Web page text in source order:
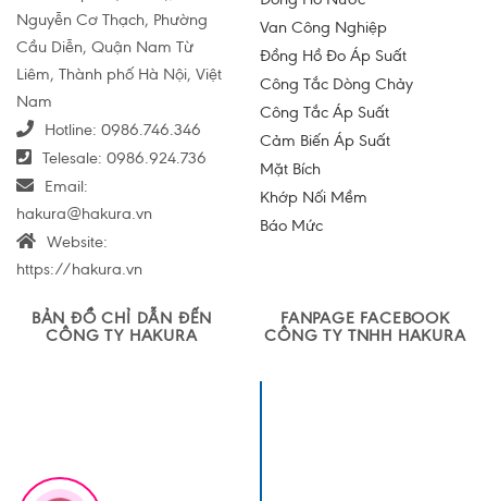
Nguyễn Cơ Thạch, Phường
Cầu Diễn, Quận Nam Từ
Liêm, Thành phố Hà Nội, Việt
Nam
Hotline: 0986.746.346
Telesale: 0986.924.736
Email:
hakura@hakura.vn
Website:
https://hakura.vn
Van Công Nghiệp
Đồng Hồ Đo Áp Suất
Công Tắc Dòng Chảy
Công Tắc Áp Suất
Cảm Biến Áp Suất
Mặt Bích
Khớp Nối Mềm
Báo Mức
BẢN ĐỒ CHỈ DẪN ĐẾN
CÔNG TY HAKURA
FANPAGE FACEBOOK
CÔNG TY TNHH HAKURA